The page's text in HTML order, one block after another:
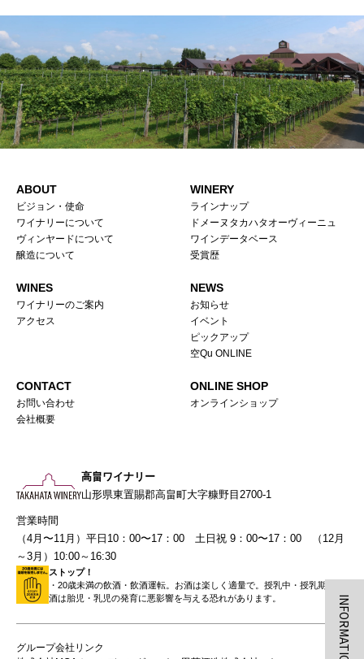
ABOUT
ビジョン・使命
ワイナリーについて
ヴィンヤードについて
醸造について
WINERY
ラインナップ
ドメーヌタカハタオーヴィーニュ
ワインデータベース
受賞歴
WINES
ワイナリーのご案内
アクセス
NEWS
お知らせ
イベント
ピックアップ
空Qu ONLINE
CONTACT
お問い合わせ
会社概要
ONLINE SHOP
オンラインショップ
高畠ワイナリー
山形県東置賜郡高畠町大字糠野目2700-1
営業時間
（4月〜11月）平日10：00〜17：00 土日祝 9：00〜17：00 （12月
～3月）10:00～16:30
ストップ！
・20歳未満の飲酒・飲酒運転。お酒は楽しく適量で。授乳中・授乳期の飲
酒は胎児・乳児の発育に悪影響を与える恐れがあります。
グループ会社リンク
INFORMATION